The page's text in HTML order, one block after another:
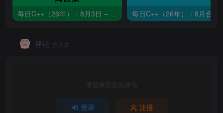
每日C++（26年）：8月3日 – 8月9日 每日C++（26年）：8月合集
评论 抢沙发
请登录后发表评论
登录 注册